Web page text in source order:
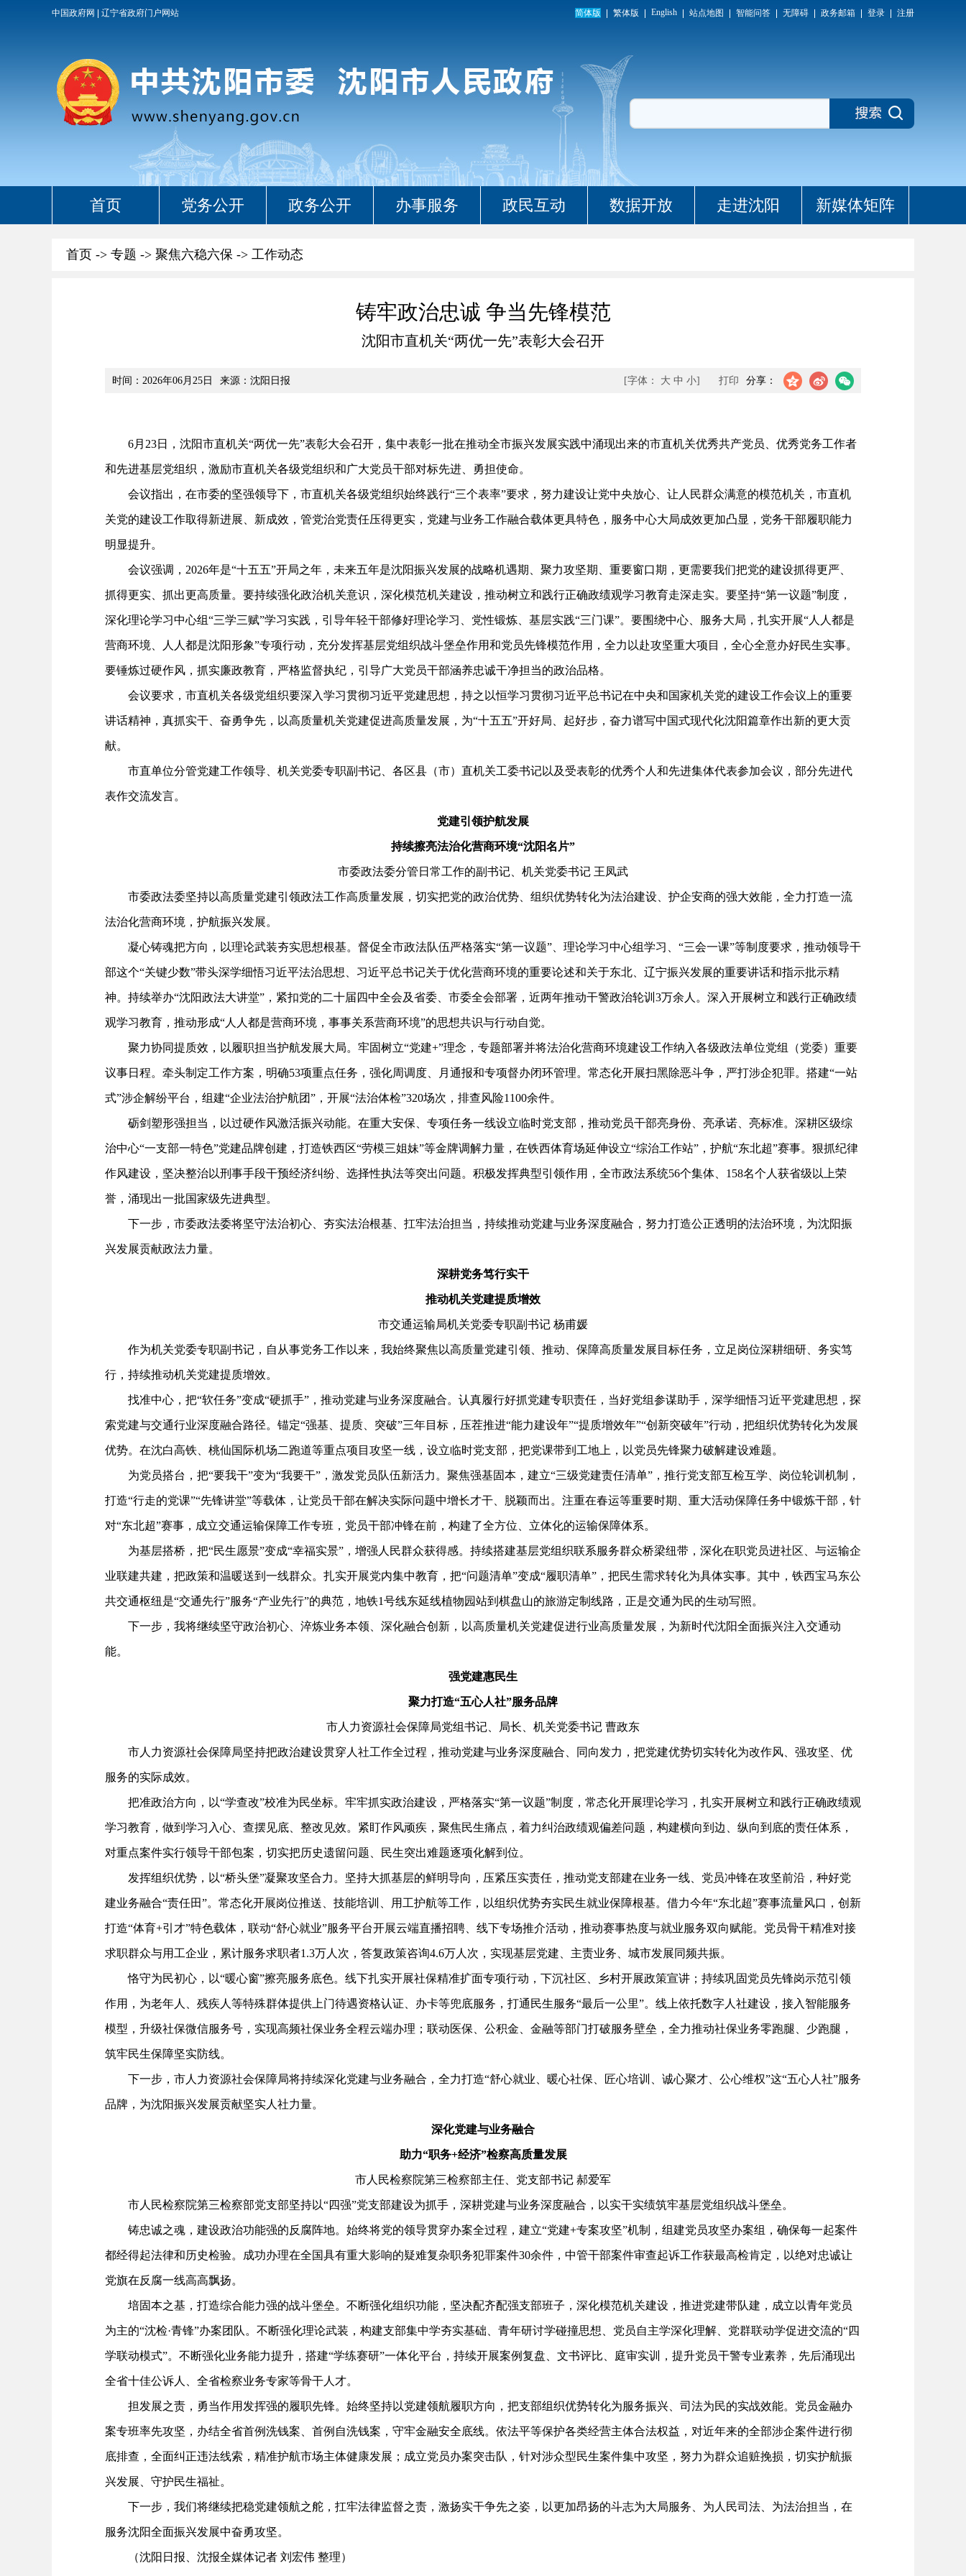
中国政府网 辽宁省政府门户网站 简体版 繁体版 English 站点地图 智能问答 无障碍 政务邮箱 登录 注册
首页 党务公开 政务公开 办事服务 政民互动 数据开放 走进沈阳 新媒体矩阵
首页 -> 专题 -> 聚焦六稳六保 -> 工作动态
铸牢政治忠诚 争当先锋模范
沈阳市直机关“两优一先”表彰大会召开
时间：2026年06月25日 来源：沈阳日报 分享：
[字体： 大 中 小] 打印
6月23日，沈阳市直机关“两优一先”表彰大会召开，集中表彰一批在推动全市振兴发展实践中涌现出来的市直机关优秀共产党员、优秀党务工作者
和先进基层党组织，激励市直机关各级党组织和广大党员干部对标先进、勇担使命。
会议指出，在市委的坚强领导下，市直机关各级党组织始终践行“三个表率”要求，努力建设让党中央放心、让人民群众满意的模范机关，市直机
关党的建设工作取得新进展、新成效，管党治党责任压得更实，党建与业务工作融合载体更具特色，服务中心大局成效更加凸显，党务干部履职能力
明显提升。
会议强调，2026年是“十五五”开局之年，未来五年是沈阳振兴发展的战略机遇期、聚力攻坚期、重要窗口期，更需要我们把党的建设抓得更严、
抓得更实、抓出更高质量。要持续强化政治机关意识，深化模范机关建设，推动树立和践行正确政绩观学习教育走深走实。要坚持“第一议题”制度，
深化理论学习中心组“三学三赋”学习实践，引导年轻干部修好理论学习、党性锻炼、基层实践“三门课”。要围绕中心、服务大局，扎实开展“人人都是
营商环境、人人都是沈阳形象”专项行动，充分发挥基层党组织战斗堡垒作用和党员先锋模范作用，全力以赴攻坚重大项目，全心全意办好民生实事。
要锤炼过硬作风，抓实廉政教育，严格监督执纪，引导广大党员干部涵养忠诚干净担当的政治品格。
会议要求，市直机关各级党组织要深入学习贯彻习近平党建思想，持之以恒学习贯彻习近平总书记在中央和国家机关党的建设工作会议上的重要
讲话精神，真抓实干、奋勇争先，以高质量机关党建促进高质量发展，为“十五五”开好局、起好步，奋力谱写中国式现代化沈阳篇章作出新的更大贡
献。
市直单位分管党建工作领导、机关党委专职副书记、各区县（市）直机关工委书记以及受表彰的优秀个人和先进集体代表参加会议，部分先进代
表作交流发言。
党建引领护航发展
持续擦亮法治化营商环境“沈阳名片”
市委政法委分管日常工作的副书记、机关党委书记 王凤武
市委政法委坚持以高质量党建引领政法工作高质量发展，切实把党的政治优势、组织优势转化为法治建设、护企安商的强大效能，全力打造一流
法治化营商环境，护航振兴发展。
凝心铸魂把方向，以理论武装夯实思想根基。督促全市政法队伍严格落实“第一议题”、理论学习中心组学习、“三会一课”等制度要求，推动领导干
部这个“关键少数”带头深学细悟习近平法治思想、习近平总书记关于优化营商环境的重要论述和关于东北、辽宁振兴发展的重要讲话和指示批示精
神。持续举办“沈阳政法大讲堂”，紧扣党的二十届四中全会及省委、市委全会部署，近两年推动干警政治轮训3万余人。深入开展树立和践行正确政绩
观学习教育，推动形成“人人都是营商环境，事事关系营商环境”的思想共识与行动自觉。
聚力协同提质效，以履职担当护航发展大局。牢固树立“党建+”理念，专题部署并将法治化营商环境建设工作纳入各级政法单位党组（党委）重要
议事日程。牵头制定工作方案，明确53项重点任务，强化周调度、月通报和专项督办闭环管理。常态化开展扫黑除恶斗争，严打涉企犯罪。搭建“一站
式”涉企解纷平台，组建“企业法治护航团”，开展“法治体检”320场次，排查风险1100余件。
砺剑塑形强担当，以过硬作风激活振兴动能。在重大安保、专项任务一线设立临时党支部，推动党员干部亮身份、亮承诺、亮标准。深耕区级综
治中心“一支部一特色”党建品牌创建，打造铁西区“劳模三姐妹”等金牌调解力量，在铁西体育场延伸设立“综治工作站”，护航“东北超”赛事。狠抓纪律
作风建设，坚决整治以刑事手段干预经济纠纷、选择性执法等突出问题。积极发挥典型引领作用，全市政法系统56个集体、158名个人获省级以上荣
誉，涌现出一批国家级先进典型。
下一步，市委政法委将坚守法治初心、夯实法治根基、扛牢法治担当，持续推动党建与业务深度融合，努力打造公正透明的法治环境，为沈阳振
兴发展贡献政法力量。
深耕党务笃行实干
推动机关党建提质增效
市交通运输局机关党委专职副书记 杨甫媛
作为机关党委专职副书记，自从事党务工作以来，我始终聚焦以高质量党建引领、推动、保障高质量发展目标任务，立足岗位深耕细研、务实笃
行，持续推动机关党建提质增效。
找准中心，把“软任务”变成“硬抓手”，推动党建与业务深度融合。认真履行好抓党建专职责任，当好党组参谋助手，深学细悟习近平党建思想，探
索党建与交通行业深度融合路径。锚定“强基、提质、突破”三年目标，压茬推进“能力建设年”“提质增效年”“创新突破年”行动，把组织优势转化为发展
优势。在沈白高铁、桃仙国际机场二跑道等重点项目攻坚一线，设立临时党支部，把党课带到工地上，以党员先锋聚力破解建设难题。
为党员搭台，把“要我干”变为“我要干”，激发党员队伍新活力。聚焦强基固本，建立“三级党建责任清单”，推行党支部互检互学、岗位轮训机制，
打造“行走的党课”“先锋讲堂”等载体，让党员干部在解决实际问题中增长才干、脱颖而出。注重在春运等重要时期、重大活动保障任务中锻炼干部，针
对“东北超”赛事，成立交通运输保障工作专班，党员干部冲锋在前，构建了全方位、立体化的运输保障体系。
为基层搭桥，把“民生愿景”变成“幸福实景”，增强人民群众获得感。持续搭建基层党组织联系服务群众桥梁纽带，深化在职党员进社区、与运输企
业联建共建，把政策和温暖送到一线群众。扎实开展党内集中教育，把“问题清单”变成“履职清单”，把民生需求转化为具体实事。其中，铁西宝马东公
共交通枢纽是“交通先行”服务“产业先行”的典范，地铁1号线东延线植物园站到棋盘山的旅游定制线路，正是交通为民的生动写照。
下一步，我将继续坚守政治初心、淬炼业务本领、深化融合创新，以高质量机关党建促进行业高质量发展，为新时代沈阳全面振兴注入交通动
能。
强党建惠民生
聚力打造“五心人社”服务品牌
市人力资源社会保障局党组书记、局长、机关党委书记 曹政东
市人力资源社会保障局坚持把政治建设贯穿人社工作全过程，推动党建与业务深度融合、同向发力，把党建优势切实转化为改作风、强攻坚、优
服务的实际成效。
把准政治方向，以“学查改”校准为民坐标。牢牢抓实政治建设，严格落实“第一议题”制度，常态化开展理论学习，扎实开展树立和践行正确政绩观
学习教育，做到学习入心、查摆见底、整改见效。紧盯作风顽疾，聚焦民生痛点，着力纠治政绩观偏差问题，构建横向到边、纵向到底的责任体系，
对重点案件实行领导干部包案，切实把历史遗留问题、民生突出难题逐项化解到位。
发挥组织优势，以“桥头堡”凝聚攻坚合力。坚持大抓基层的鲜明导向，压紧压实责任，推动党支部建在业务一线、党员冲锋在攻坚前沿，种好党
建业务融合“责任田”。常态化开展岗位推送、技能培训、用工护航等工作，以组织优势夯实民生就业保障根基。借力今年“东北超”赛事流量风口，创新
打造“体育+引才”特色载体，联动“舒心就业”服务平台开展云端直播招聘、线下专场推介活动，推动赛事热度与就业服务双向赋能。党员骨干精准对接
求职群众与用工企业，累计服务求职者1.3万人次，答复政策咨询4.6万人次，实现基层党建、主责业务、城市发展同频共振。
恪守为民初心，以“暖心窗”擦亮服务底色。线下扎实开展社保精准扩面专项行动，下沉社区、乡村开展政策宣讲；持续巩固党员先锋岗示范引领
作用，为老年人、残疾人等特殊群体提供上门待遇资格认证、办卡等兜底服务，打通民生服务“最后一公里”。线上依托数字人社建设，接入智能服务
模型，升级社保微信服务号，实现高频社保业务全程云端办理；联动医保、公积金、金融等部门打破服务壁垒，全力推动社保业务零跑腿、少跑腿，
筑牢民生保障坚实防线。
下一步，市人力资源社会保障局将持续深化党建与业务融合，全力打造“舒心就业、暖心社保、匠心培训、诚心聚才、公心维权”这“五心人社”服务
品牌，为沈阳振兴发展贡献坚实人社力量。
深化党建与业务融合
助力“职务+经济”检察高质量发展
市人民检察院第三检察部主任、党支部书记 郝爱军
市人民检察院第三检察部党支部坚持以“四强”党支部建设为抓手，深耕党建与业务深度融合，以实干实绩筑牢基层党组织战斗堡垒。
铸忠诚之魂，建设政治功能强的反腐阵地。始终将党的领导贯穿办案全过程，建立“党建+专案攻坚”机制，组建党员攻坚办案组，确保每一起案件
都经得起法律和历史检验。成功办理在全国具有重大影响的疑难复杂职务犯罪案件30余件，中管干部案件审查起诉工作获最高检肯定，以绝对忠诚让
党旗在反腐一线高高飘扬。
培固本之基，打造综合能力强的战斗堡垒。不断强化组织功能，坚决配齐配强支部班子，深化模范机关建设，推进党建带队建，成立以青年党员
为主的“沈检·青锋”办案团队。不断强化理论武装，构建支部集中学夯实基础、青年研讨学碰撞思想、党员自主学深化理解、党群联动学促进交流的“四
学联动模式”。不断强化业务能力提升，搭建“学练赛研”一体化平台，持续开展案例复盘、文书评比、庭审实训，提升党员干警专业素养，先后涌现出
全省十佳公诉人、全省检察业务专家等骨干人才。
担发展之责，勇当作用发挥强的履职先锋。始终坚持以党建领航履职方向，把支部组织优势转化为服务振兴、司法为民的实战效能。党员金融办
案专班率先攻坚，办结全省首例洗钱案、首例自洗钱案，守牢金融安全底线。依法平等保护各类经营主体合法权益，对近年来的全部涉企案件进行彻
底排查，全面纠正违法线索，精准护航市场主体健康发展；成立党员办案突击队，针对涉众型民生案件集中攻坚，努力为群众追赃挽损，切实护航振
兴发展、守护民生福祉。
下一步，我们将继续把稳党建领航之舵，扛牢法律监督之责，激扬实干争先之姿，以更加昂扬的斗志为大局服务、为人民司法、为法治担当，在
服务沈阳全面振兴发展中奋勇攻坚。
（沈阳日报、沈报全媒体记者 刘宏伟 整理）